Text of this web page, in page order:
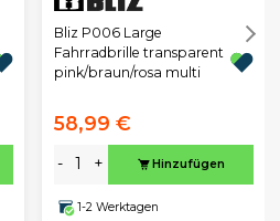
Bliz P006 Large
Fahrradbrille transparent
pink/braun/rosa multi
58,99 €
- + Hinzufügen
1-2 Werktagen